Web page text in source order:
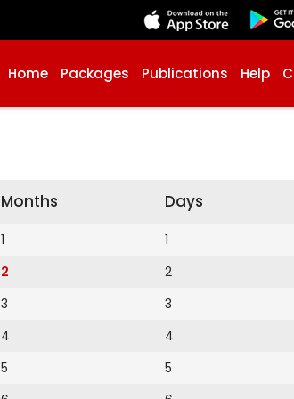
Home Packages Publications Help
Months
1
2
3
4
5
Days
1
2
3
4
5